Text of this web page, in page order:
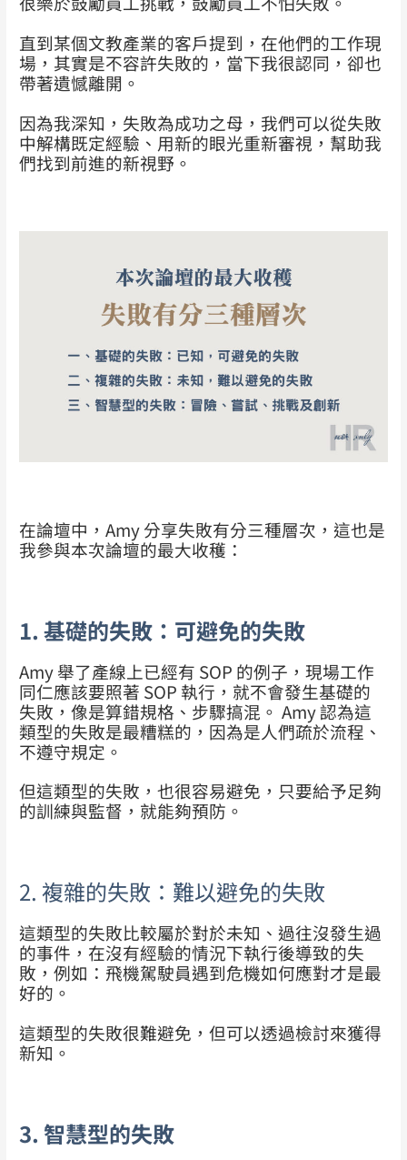
直到某個文教產業的客戶提到，在他們的工作現
場，其實是不容許失敗的，當下我很認同，卻也
帶著遺憾離開。
因為我深知，失敗為成功之母，我們可以從失敗
中解構既定經驗、用新的眼光重新審視，幫助我
們找到前進的新視野。
在論壇中，Amy 分享失敗有分三種層次，這也是
我參與本次論壇的最大收穫：
1. 基礎的失敗：可避免的失敗
Amy 舉了產線上已經有 SOP 的例子，現場工作
同仁應該要照著 SOP 執行，就不會發生基礎的
失敗，像是算錯規格、步驟搞混。 Amy 認為這
類型的失敗是最糟糕的，因為是人們疏於流程、
不遵守規定。
但這類型的失敗，也很容易避免，只要給予足夠
的訓練與監督，就能夠預防。
2. 複雜的失敗：難以避免的失敗
這類型的失敗比較屬於對於未知、過往沒發生過
的事件，在沒有經驗的情況下執行後導致的失
敗，例如：飛機駕駛員遇到危機如何應對才是最
好的。
這類型的失敗很難避免，但可以透過檢討來獲得
新知。
3. 智慧型的失敗